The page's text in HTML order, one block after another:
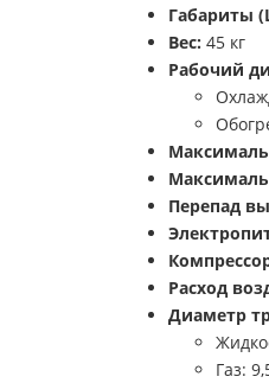
Габариты
Вес: 45 кг
Рабочий
Перепад
Расход
Диаметр
Газ: